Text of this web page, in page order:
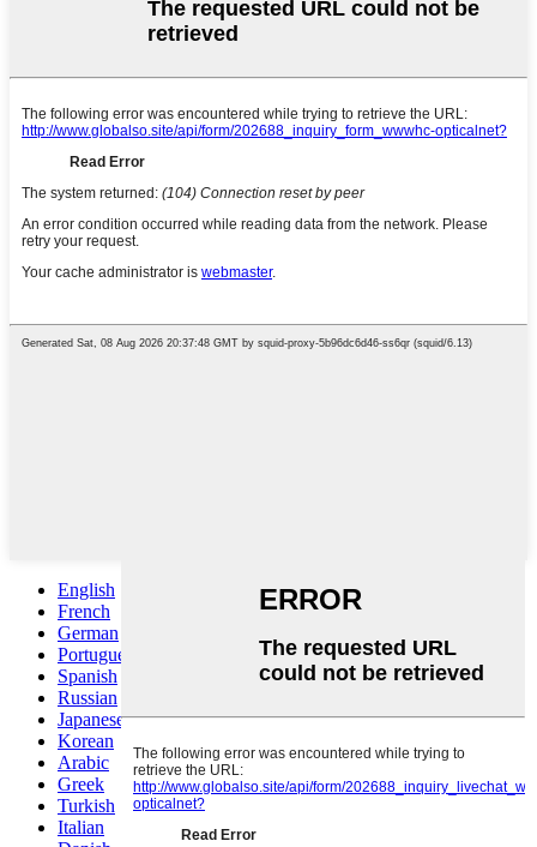
English
French
German
Portuguese
Spanish
Russian
Japanese
Korean
Arabic
Greek
Turkish
Italian